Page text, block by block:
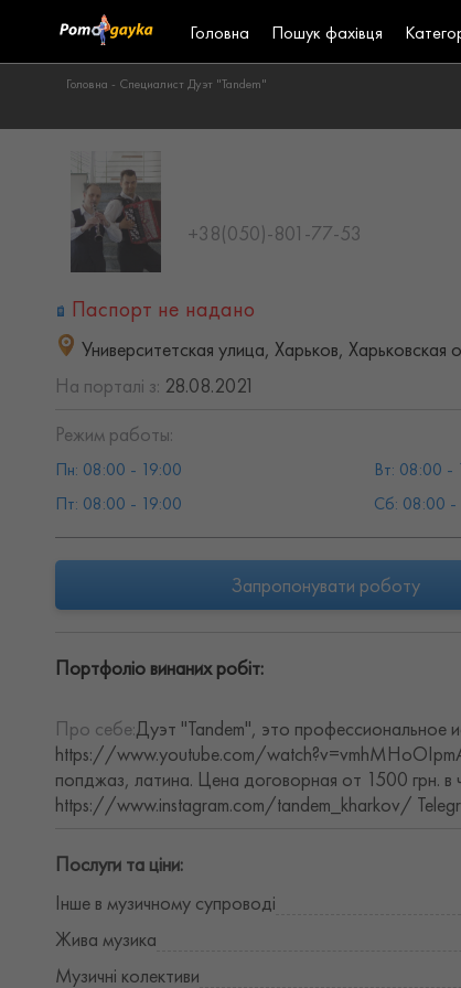
Головна Пошук фахівця
Головна - Специалист Дуэт "Tandem"
+38(050)-801-77-53
Паспорт не надано
Университетская улица, Харьков, Харьковская
На порталі з: 28.08.2021
Режим работы:
Пн: 08:00 - 19:00 Вт: 08:00 -
Пт: 08:00 - 19:00
Сб: 08:00 -
Запропонувати роботу
Портфоліо винаних робіт:
Про себе:Дуэт "Tandem", это профессиональное
https://www.youtube.com/
попджаз, латина. Цена договорная от 1500 грн.
https://www.instagram.com/tandem_kharkov/
Послуги та ціни:
Інше в музичному супроводі
Жива музика
Музичні колективи